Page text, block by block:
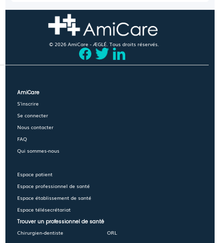
© 2026 AmiCare - ÆGLÉ. Tous droits réservés.
AmiCare
S'inscrire
Se connecter
Nous contacter
FAQ
Qui sommes-nous
Espace patient
Espace professionnel de santé
Espace établissement de santé
Espace télésecrétariat
Trouver un professionnel de santé
Chirurgien-dentiste
ORL